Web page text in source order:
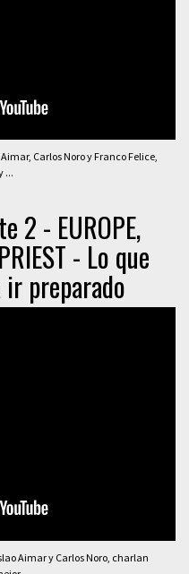
Carlos Noro y Franco Felice,
...
2 - EUROPE,
- Lo que
ir preparado
Aimar y Carlos Noro, charlan